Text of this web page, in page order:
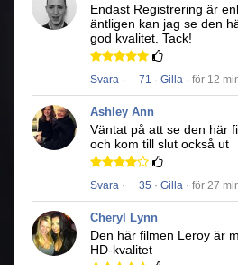
Endast Registrering är
äntligen kan jag se den
god kvalitet. Tack!
Svara · 71 · Gilla · för 12
Ashley Ann
Väntat på att se den här
och kom till slut också ut
Svara · 35 · Gilla · för 27
Cheryl Lynn
Den här filmen Leroy är
HD-kvalitet